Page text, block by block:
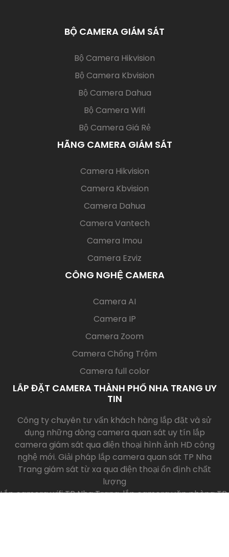
được quá trình đóng gói hàng hóa, kèm theo đấy
BỘ CAMERA GIÁM SÁT
Bộ Camera Hikvision
Bộ Camera Kbvision
Bộ Camera Dahua
Bộ Camera Wifi
Bộ Camera Giá Rẻ
HÃNG CAMERA GIÁM SÁT
Camera Hikvision
Camera Kbvision
Camera Dahua
Camera Vantech
Camera Imou
Camera Ezviz
CÔNG NGHỆ CAMERA
Camera AI
(current)
Camera IP
Camera Zoom
Camera Chống Trộm
Camera full color